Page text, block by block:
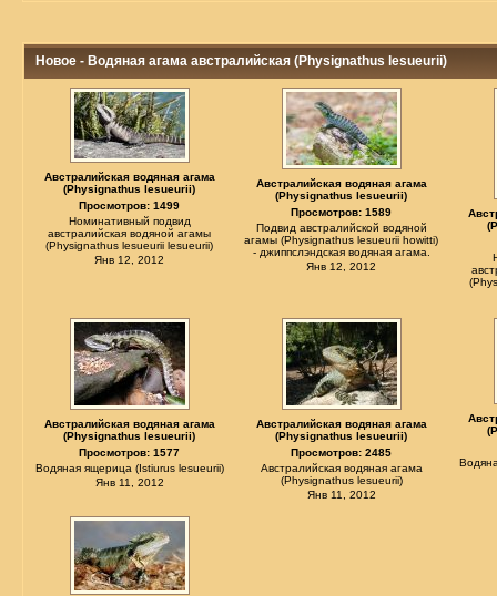
Новое - Водяная агама австралийская (Physignathus lesueurii)
Австралийская водяная агама
(Physignathus lesueurii)
Просмотров: 1499
Номинативный подвид
австралийская водяной агамы
(Physignathus lesueurii lesueurii)
Янв 12, 2012
Австралийская водяная агама
(Physignathus lesueurii)
Просмотров: 1589
Подвид австралийской водяной
агамы (Physignathus lesueurii howitti)
- джиппслэндская водяная агама.
Янв 12, 2012
Австралийская водяная агама
(Physignathus lesueurii)
Просмотров: 1577
Водяная ящерица (Istiurus lesueurii)
Янв 11, 2012
Австралийская водяная агама
(Physignathus lesueurii)
Просмотров: 2485
Австралийская водяная агама
(Physignathus lesueurii)
Янв 11, 2012